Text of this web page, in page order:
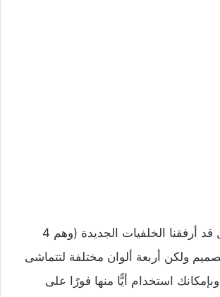
ستجد أننا بالأسفل قد أرفقنا الخلفيات الجديدة (وهم 4
ولكن أربعة ألوان مختلفة لتتماشى
استخدام أيًّا منها فورًا على